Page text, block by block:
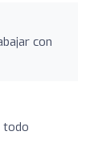
con
todo